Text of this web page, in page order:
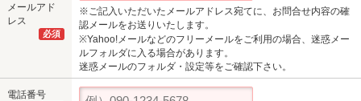
メールアド
レス
必須
※ご記入いただいたメールアドレス宛てに、お問合せ内容の確
認メールをお送りいたします。
※Yahoo!メールなどのフリーメールをご利用の場合、迷惑メー
ルフォルダに入る場合があります。
迷惑メールのフォルダ・設定等をご確認下さい。
電話番号